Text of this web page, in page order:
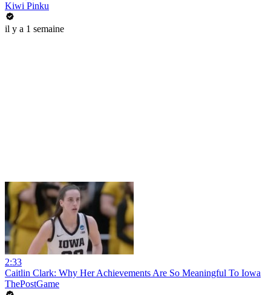
Kiwi Pinku
il y a 1 semaine
2:33
Caitlin Clark: Why Her Achievements Are So Meaningful To Iowa
ThePostGame